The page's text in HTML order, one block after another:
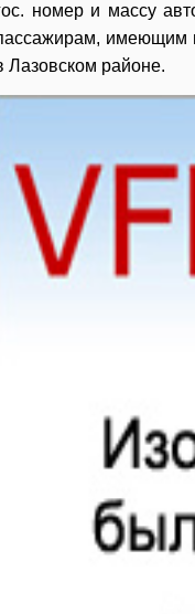
номер и массу
имеющим
Лазовском районе.